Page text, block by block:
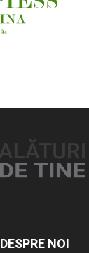
DESPRE NOI